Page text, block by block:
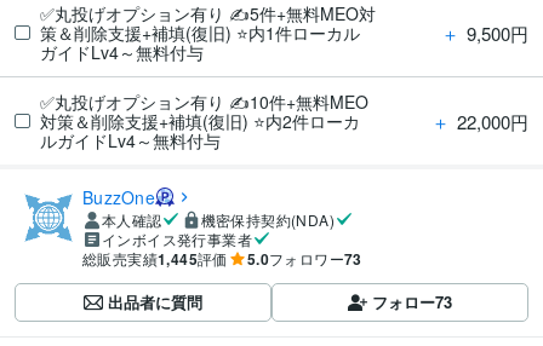
✅丸投げオプション有り ✍️5件+無料MEO対
策＆削除支援+補填(復旧) ⭐️内1件ローカル
ガイドLv4～無料付与
＋ 9,500円
✅丸投げオプション有り ✍️10件+無料MEO
対策＆削除支援+補填(復旧) ⭐️内2件ローカ
ルガイドLv4～無料付与
＋ 22,000円
BuzzOne
本人確認
機密保持契約(NDA)
インボイス発行事業者
総販売実績1,445評価 5.0フォロワー73
出品者に質問 フォロー73